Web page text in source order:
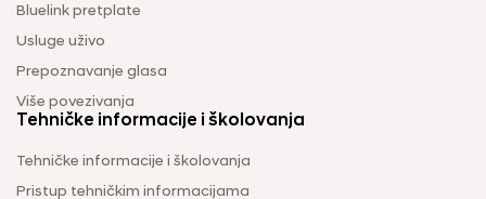
Bluelink pretplate
Usluge uživo
Prepoznavanje glasa
Više povezivanja
Tehničke informacije i školovanja
Tehničke informacije i školovanja
Pristup tehničkim informacijama